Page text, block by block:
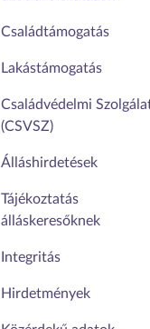
Családtámogatás
Lakástámogatás
Családvédelmi
(CSVSZ)
Álláshirdetések
Tájékoztatás
álláskeresőknek
Integritás
Hirdetmények